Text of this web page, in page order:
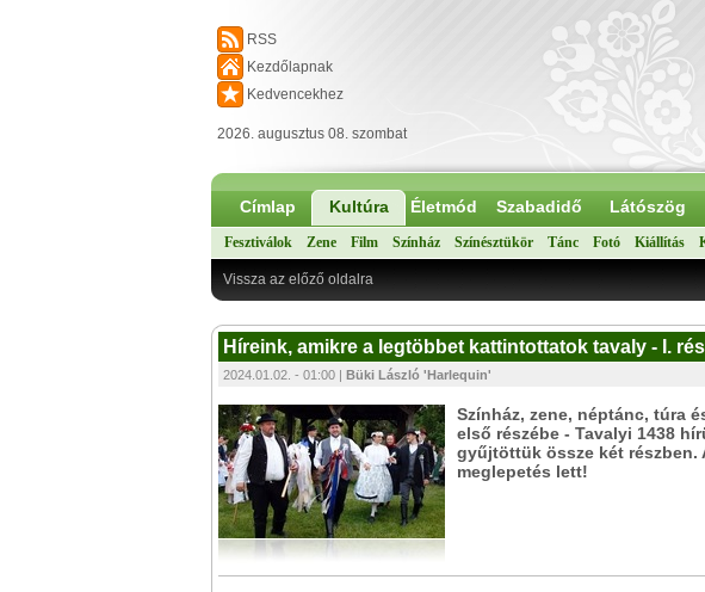
RSS
Kezdőlapnak
Kedvencekhez
2026. augusztus 08. szombat
Címlap Kultúra Életmód Szabadidő Látószög
Fesztiválok Zene Film Színház Színésztükör Tánc Fotó Kiállítás
Vissza az előző oldalra
Híreink, amikre a legtöbbet kattintottatok tavaly - I.
2024.01.02. - 01:00 | Büki László 'Harlequin'
Színház, zene, néptánc, túra
első részébe - Tavalyi 1438
gyűjtöttük össze két részben.
meglepetés lett!